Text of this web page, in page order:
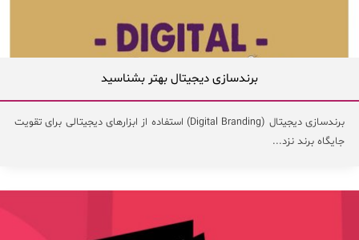
برندسازی دیجیتال بهتر بشناسید
برندسازی دیجیتال (Digital Branding) استفاده از ابزارهای دیجیتالی برای تقویت
جایگاه برند نزد...